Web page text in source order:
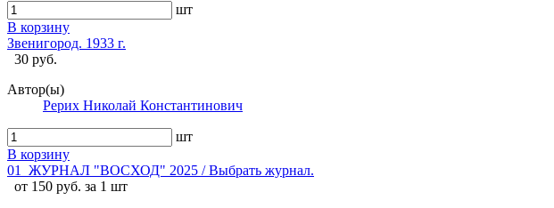
шт
В корзину
Звенигород. 1933 г.
30 руб.
Автор(ы)
Рерих Николай Константинович
шт
В корзину
01_ЖУРНАЛ "ВОСХОД" 2025 / Выбрать журнал.
от 150 руб. за 1 шт